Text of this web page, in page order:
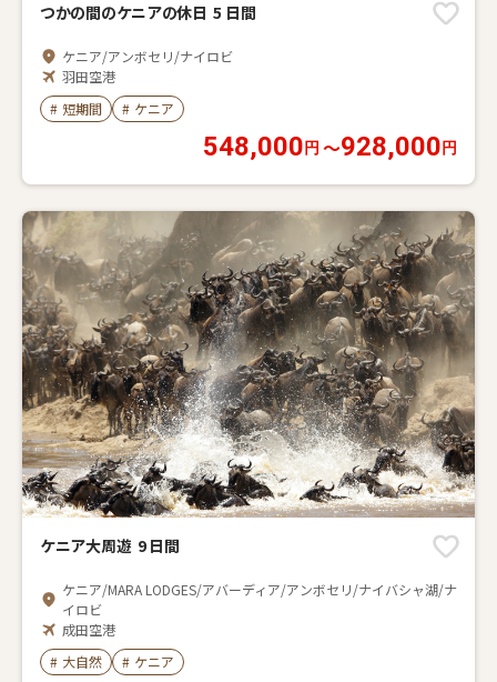
つかの間のケニアの休日 5 日間
ケニア/アンボセリ/ナイロビ
羽田空港
2026年08月07日～2027年01月01日に出発
# 短期間 # ケニア
548,000 928,000
ケニア/MARA LODGES/アバーディア/アンボセリ/ナイバシャ湖/ナ
イロビ
成田空港
2026年08月06日～2027年03月28日に出発